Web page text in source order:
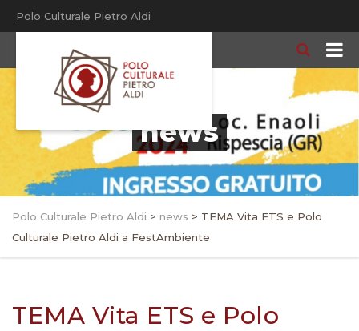
Polo Culturale Pietro Aldi
news
Polo Culturale Pietro Aldi > news > TEMA Vita ETS e Polo
Culturale Pietro Aldi a FestAmbiente
TEMA Vita ETS e Polo